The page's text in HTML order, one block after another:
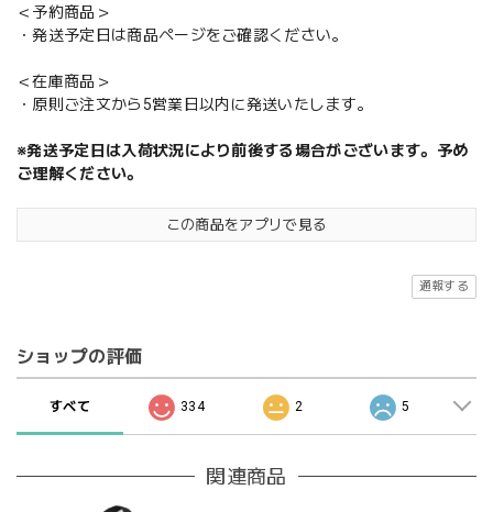
＜予約商品＞
・発送予定日は商品ページをご確認ください。
＜在庫商品＞
・原則ご注文から5営業日以内に発送いたします。
※発送予定日は入荷状況により前後する場合がございます。予め
ご理解ください。
この商品をアプリで見る
通報する
ショップの評価
すべて 334 2 5
関連商品